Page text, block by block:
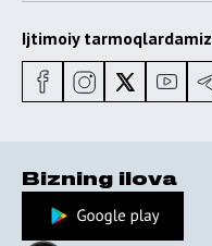
Ijtimoiy tarmoqlardamiz
Bizning ilova